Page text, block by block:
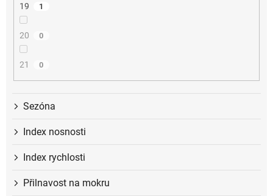
19 1
20 0
21 0
Sezóna
Index nosnosti
Index rychlosti
Přilnavost na mokru